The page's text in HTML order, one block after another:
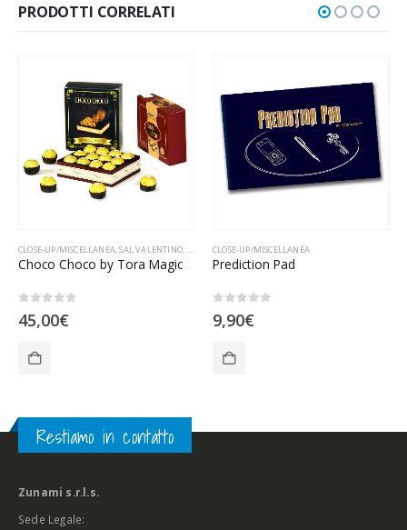
PRODOTTI CORRELATI
CLOSE-UP/MISCELLANEA,SAL VALENTINO, SCENA/MISCELLANEA
Choco Choco by Tora Magic
45,00€
CLOSE-UP/MISCELLANEA
Prediction Pad
9,90€
Restiamo in contatto
Zunami s.r.l.s.
Sede Legale: